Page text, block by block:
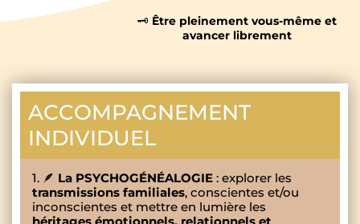
🗝️ Être pleinement vous-même et
avancer librement
ACCOMPAGNEMENT
INDIVIDUEL
1. 🪶 La PSYCHOGÉNÉALOGIE : explorer les
transmissions familiales, conscientes et/ou
inconscientes et mettre en lumière les